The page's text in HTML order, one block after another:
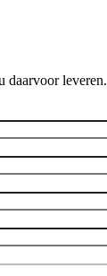
daarvoor leveren.